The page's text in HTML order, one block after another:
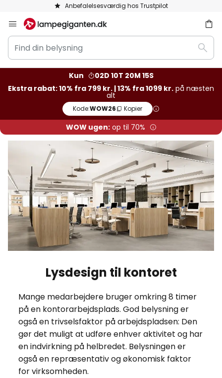
Gratis retur inden for 50 dage
to
Content
Find
din
belysning
Søg
Kun
02D 10T 20M 15S
Ekstra rabat: 10% fra 799 kr. | 13% fra 1099 kr. på næsten
alt
Kode:WOW26 Kopier
WOW ugen:op til 70%
Lysdesign til kontoret
Mange medarbejdere bruger omkring 8 timer
på en kontorarbejdsplads. God belysning er
også en trivselsfaktor på arbejdspladsen: Den
gør det muligt at udføre enhver aktivitet og har
en indvirkning på helbredet. Belysningen er
også en repræsentativ og økonomisk faktor
for virksomheden.